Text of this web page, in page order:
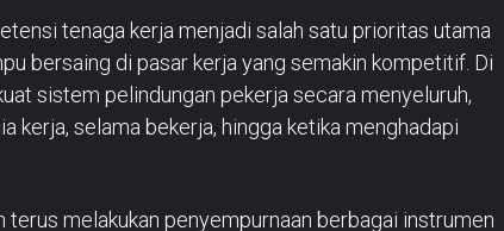
tenaga kerja menjadi salah satu prioritas utama
bersaing di pasar kerja yang semakin kompetitif. Di
sistem pelindungan pekerja secara menyeluruh,
kerja, selama bekerja, hingga ketika menghadapi
melakukan penyempurnaan berbagai instrumen